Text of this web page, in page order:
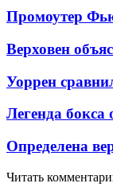
Промоутер
Верховен
Уоррен
Легенда
Определена
Читать